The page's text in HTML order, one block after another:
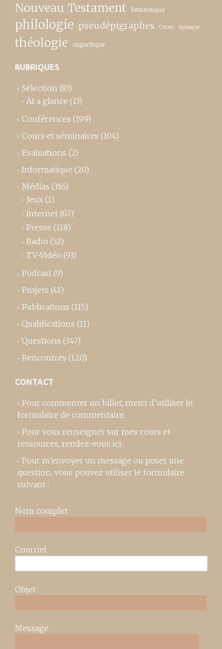
Nouveau Testament Pentateuque
philologie pseudépigraphes Coran syriaque
théologie ougaritique
RUBRIQUES
Sélection (83)
At a glance (13)
Conférences (199)
Cours et séminaires (104)
Evaluations (2)
Informatique (20)
Médias (316)
Jeux (1)
Internet (67)
Presse (118)
Radio (52)
TV-Vidéo (93)
Podcast (9)
Projets (41)
Publications (115)
Qualifications (11)
Questions (347)
Rencontres (120)
CONTACT
Pour commenter un billet, merci d’utiliser le
formulaire de commentaire.
Pour vous renseigner sur mes cours et
ressources, rendez-vous ici.
Pour m’envoyer un message ou poser une
question, vous pouvez utiliser le formulaire
suivant :
Nom complet
Courriel
Objet
Message